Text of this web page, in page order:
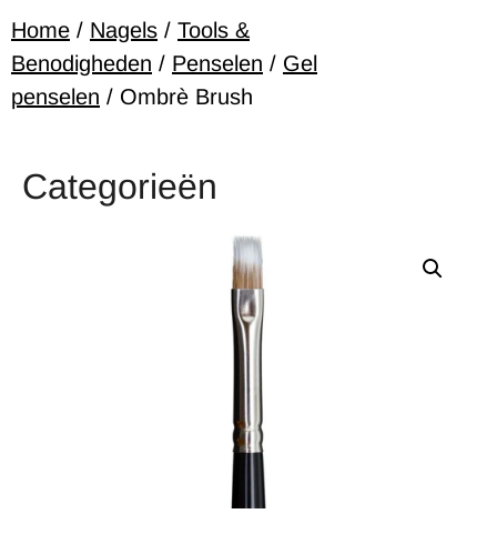
Home / Nagels / Tools &
Benodigheden / Penselen / Gel
penselen / Ombrè Brush
Categorieën